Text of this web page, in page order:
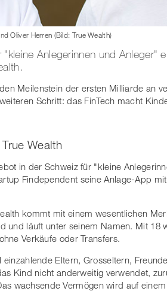
Oliver Herren (Bild: True Wealth)
Anlegerinnen und Anleger"
Meilenstein der ersten Milliarde an
Schritt: das FinTech macht
Wealth
in der Schweiz für "kleine
Findependent seine Anlage-App
kommt mit einem wesentlichen
und läuft unter seinem Namen. Mit 18
Verkäufe oder Transfers.
Eltern, Grosseltern,
Kind nicht anderweitig verwendet,
wachsende Vermögen wird auf